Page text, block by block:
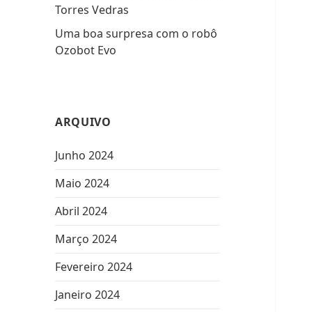
Torres Vedras
Uma boa surpresa com o robô
Ozobot Evo
ARQUIVO
Junho 2024
Maio 2024
Abril 2024
Março 2024
Fevereiro 2024
Janeiro 2024